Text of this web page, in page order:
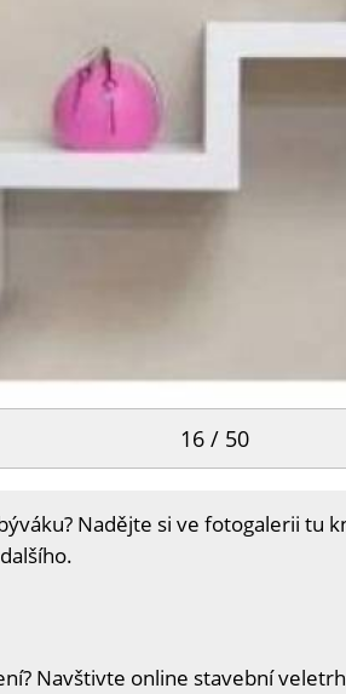
16 / 50
Nadějte si ve fotogalerii tu
Navštivte online stavební